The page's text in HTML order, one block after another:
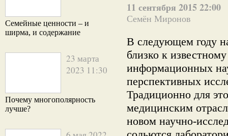
Семейные ценности – и
ширма, и содержание
23 марта
2023 11:30
Почему многополярность
лучше?
11 сентября 2015 22:00
Семён Миронов
В следующем году
близко к
информационных
перспективных
Традиционно для
медицинским
новом научно-